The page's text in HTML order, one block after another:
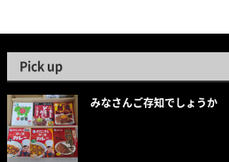
Pick up
みなさんご存知でしょうか